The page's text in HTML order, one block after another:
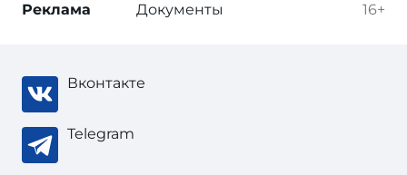
16+
Реклама Документы
Вконтакте
Telegram